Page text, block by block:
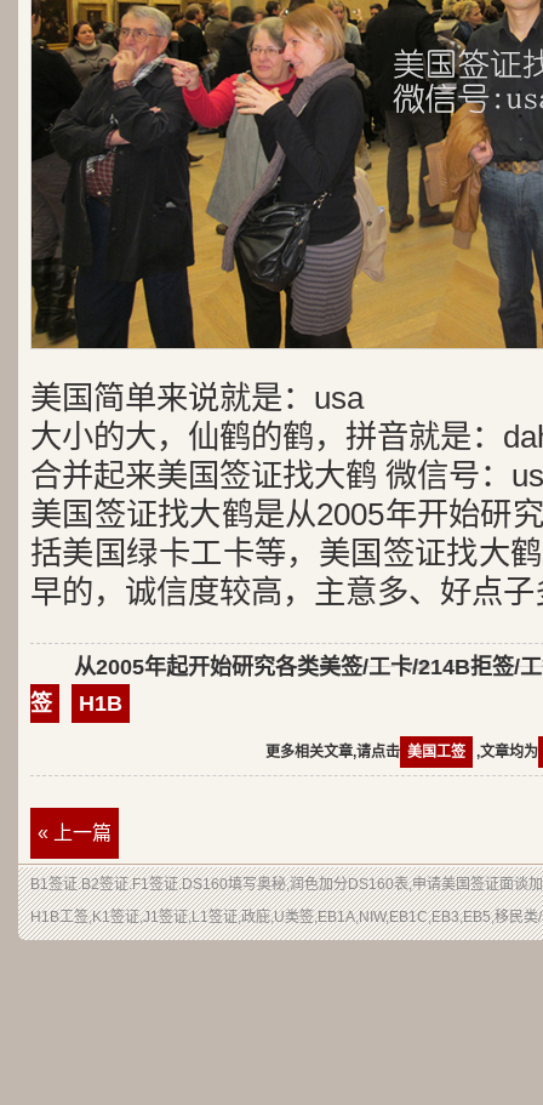
美国简单来说就是：usa
大小的大，仙鹤的鹤，拼音就是：
合并起来美国签证找大鹤 微信号：
美国签证找大鹤是从2005年开始研
括美国绿卡工卡等，美国签证找大
早的，诚信度较高，主意多、好点子
从2005年起开始研究各类美签/工卡/214B拒签/
签
H1B
更多相关文章,请点击 美国工签 ,文章均为
« 上一篇
B1签证.B2签证.F1签证.DS160填写奥秘,润色加分DS160表,申请美国签证面谈
H1B工签,K1签证,J1签证,L1签证,政庇,U类签,EB1A,NIW,EB1C,EB3,EB5,移民